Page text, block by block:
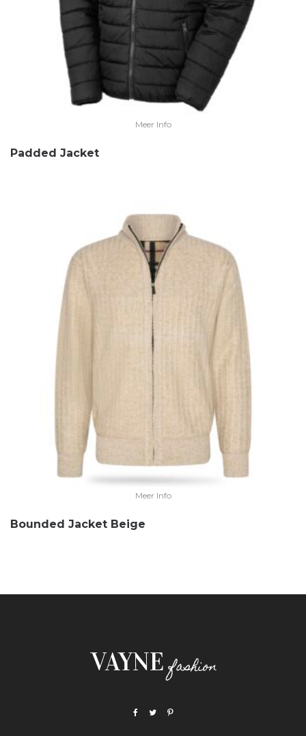
Meer Info
Padded Jacket
Meer Info
Bounded Jacket Beige